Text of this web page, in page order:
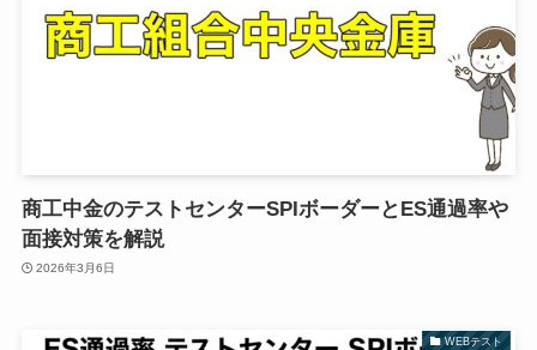
商工中金のテストセンターSPIボーダーとES通過率や
面接対策を解説
2026年3月6日
WEBテスト